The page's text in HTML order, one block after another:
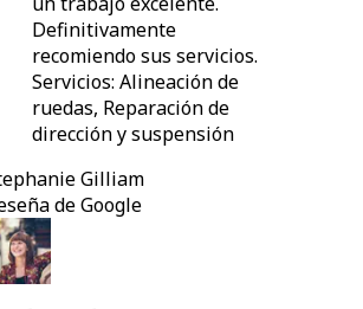
Definitivamente
recomiendo sus servicios.
Servicios: Alineación de
ruedas, Reparación de
dirección y suspensión
Gilliam
de Google